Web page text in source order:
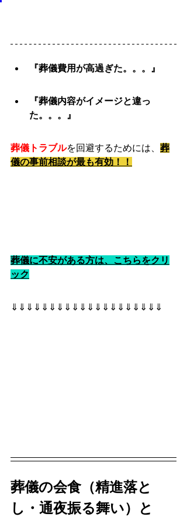
『葬儀費用が高過ぎた。。。』
『葬儀内容がイメージと違っ
た。。。』
葬儀トラブルを回避するためには、 葬
儀の事前相談が最も有効！！
葬儀に不安がある方は、こちらをクリ
ック
⇓⇓⇓⇓⇓⇓⇓⇓⇓⇓⇓⇓⇓⇓⇓⇓⇓⇓⇓⇓
葬儀の会食（精進落と
し・通夜振る舞い）と